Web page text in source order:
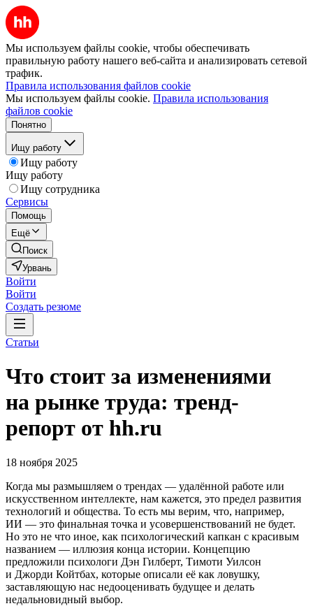
Мы используем файлы cookie, чтобы обеспечивать
правильную работу нашего веб-сайта и анализировать сетевой
трафик.
Правила использования файлов cookie
Мы используем файлы cookie. Правила использования
файлов cookie
Понятно
Ищу работу
Ищу работу
Ищу работу
Ищу сотрудника
Сервисы
Помощь
Ещё
Поиск
Урвань
Войти
Войти
Создать резюме
Статьи
Что стоит за изменениями
на рынке труда: тренд-
репорт от hh.ru
18 ноября 2025
Когда мы размышляем о трендах — удалённой работе или
искусственном интеллекте, нам кажется, это предел развития
технологий и общества. То есть мы верим, что, например,
ИИ — это финальная точка и усовершенствований не будет.
Но это не что иное, как психологический капкан с красивым
названием — иллюзия конца истории. Концепцию
предложили психологи Дэн Гилберт, Тимоти Уилсон
и Джорди Койтбах, которые описали её как ловушку,
заставляющую нас недооценивать будущее и делать
недальновидный выбор.